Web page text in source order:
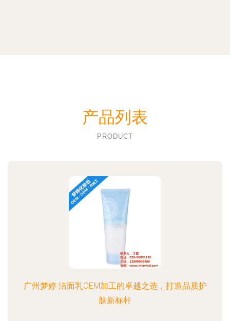
产品列表
PRODUCT
广州梦婷 洁面乳OEM加工的卓越之选，打造品质护
肤新标杆